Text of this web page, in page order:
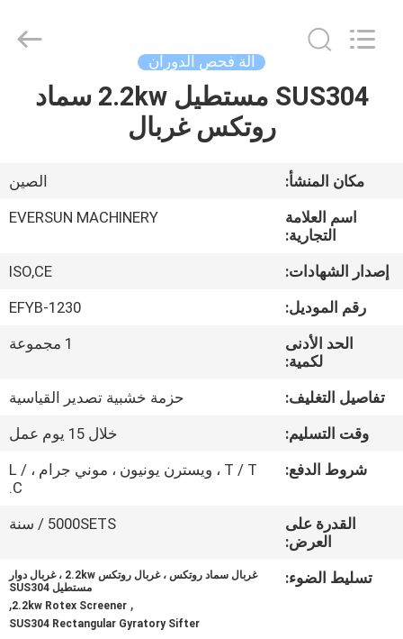
مسكن
عرض
الافتراضي
معلومات
المعمل
مراقبة
الجودة
Reserved.
آلة فحص الدوران
SUS304 مستطيل 2.2kw سماد
روتكس غربال
مكان المنشأ:
الصين
اسم العلامة
التجارية:
EVERSUN MACHINERY
إصدار الشهادات:
ISO,CE
رقم الموديل:
EFYB-1230
الحد الأدنى
لكمية:
1 مجموعة
تفاصيل التغليف:
حزمة خشبية تصدير القياسية
وقت التسليم:
خلال 15 يوم عمل
شروط الدفع:
T / T ، ويسترن يونيون ، موني جرام ، L /
C.
القدرة على
العرض:
5000SETS / سنة
تسليط الضوء:
غربال سماد روتكس ، غربال روتكس 2.2kw ، غربال دوار
مستطيل SUS304
,
2.2kw Rotex Screener
,
SUS304 Rectangular Gyratory Sifter